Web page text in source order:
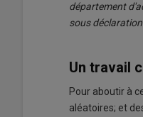
département
sous
Un travail
Pour aboutir à
aléatoires; et